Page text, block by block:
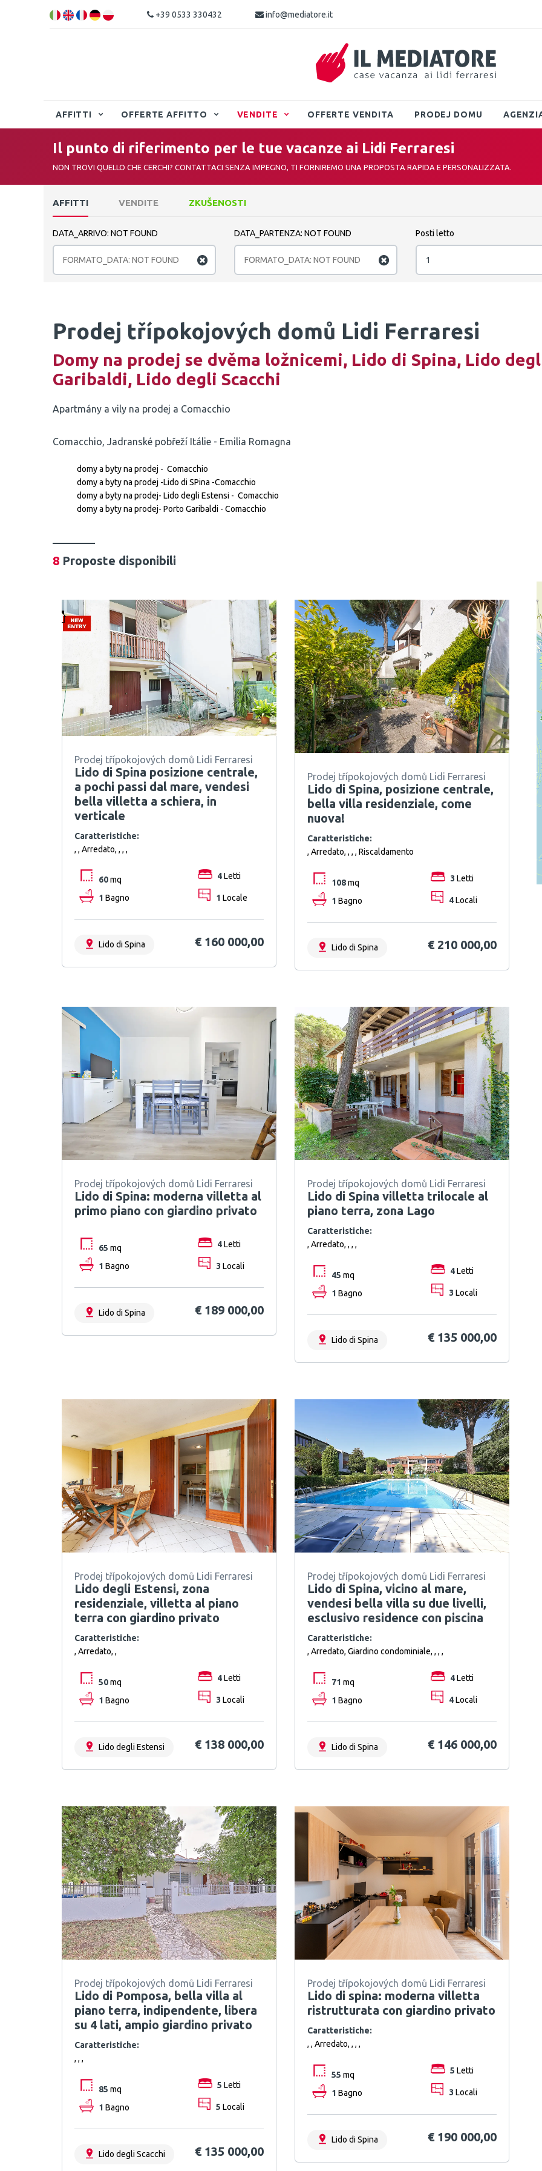
+39 0533 330432 info@mediatore.it
AFFITTI OFFERTE AFFITTO VENDITE OFFERTE VENDITA PRODEJ DOMU
Il punto di riferimento per le tue vacanze ai Lidi Ferraresi
NON TROVI QUELLO CHE CERCHI? CONTATTACI SENZA IMPEGNO, TI FORNIREMO UNA PROPOSTA RAPIDA E PERSONALIZZATA.
AFFITTI VENDITE ZKUŠENOSTI
DATA_ARRIVO: NOT FOUND DATA_PARTENZA: NOT FOUND Posti letto
1
Prodej třípokojových domů Lidi Ferraresi
Domy na prodej se dvěma ložnicemi, Lido di Spina, Lido
Garibaldi, Lido degli Scacchi
Apartmány a vily na prodej a Comacchio
Comacchio, Jadranské pobřeží Itálie - Emilia Romagna
domy a byty na prodej - Comacchio
domy a byty na prodej -Lido di SPina -Comacchio
domy a byty na prodej- Lido degli Estensi - Comacchio
domy a byty na prodej- Porto Garibaldi - Comacchio
8 Proposte disponibili
Prodej třípokojových domů Lidi Ferraresi
Lido di Spina posizione centrale,
a pochi passi dal mare, vendesi
bella villetta a schiera, in
verticale
Caratteristiche:
, , Arredato, , , ,
60mq
1 Bagno
4Letti
1 Locale
Lido di Spina € 160 000,00
Prodej třípokojových domů Lidi Ferraresi
Lido di Spina, posizione centrale,
bella villa residenziale, come
nuova!
Caratteristiche:
, Arredato, , , , Riscaldamento
108mq
1 Bagno
3 Letti
4Locali
Lido di Spina € 210 000,00
Prodej třípokojových domů Lidi Ferraresi
Lido di Spina: moderna villetta al
primo piano con giardino privato
65 mq
1 Bagno
4Letti
3 Locali
Lido di Spina € 189 000,00
Prodej třípokojových domů Lidi Ferraresi
Lido di Spina villetta trilocale al
piano terra, zona Lago
Caratteristiche:
, Arredato, , , ,
45 mq
1 Bagno
4Letti
3 Locali
Lido di Spina € 135 000,00
Prodej třípokojových domů Lidi Ferraresi
Lido degli Estensi, zona
residenziale, villetta al piano
terra con giardino privato
Caratteristiche:
, Arredato, ,
50mq
1 Bagno
4Letti
3 Locali
Lido degli Estensi € 138 000,00
Prodej třípokojových domů Lidi Ferraresi
Lido di Spina, vicino al mare,
vendesi bella villa su due livelli,
esclusivo residence con piscina
Caratteristiche:
, Arredato, Giardino condominiale, , , ,
71 mq
1 Bagno
4Letti
4Locali
Lido di Spina € 146 000,00
Prodej třípokojových domů Lidi Ferraresi
Lido di Pomposa, bella villa al
piano terra, indipendente, libera
su 4 lati, ampio giardino privato
Caratteristiche:
, , ,
85 mq
1 Bagno
5 Letti
5 Locali
Lido degli Scacchi € 135 000,00
Prodej třípokojových domů Lidi Ferraresi
Lido di spina: moderna villetta
ristrutturata con giardino privato
Caratteristiche:
, , Arredato, , , ,
55 mq
1 Bagno
5 Letti
3 Locali
Lido di Spina € 190 000,00